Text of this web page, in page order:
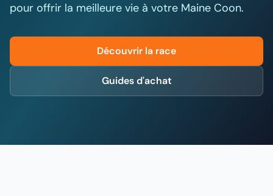
pour offrir la meilleure vie à votre Maine Coon.
Découvrir la race
Guides d'achat